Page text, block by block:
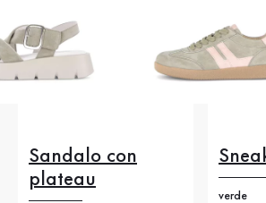
Sandalo con
plateau
verde